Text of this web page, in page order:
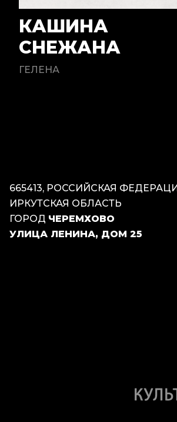
КАШИНА
СНЕЖАНА
ГЕЛЕНА
665413, РОССИЙСКАЯ
ИРКУТСКАЯ ОБЛАСТЬ
ГОРОД ЧЕРЕМХОВО
УЛИЦА ЛЕНИНА, ДОМ 25